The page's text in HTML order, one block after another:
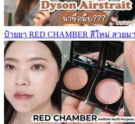
ป้ายยา RED CHAMBER สีใหม่ สวยม